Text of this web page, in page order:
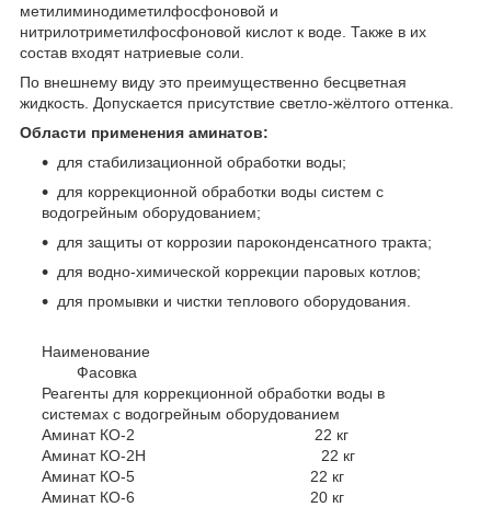
метилиминодиметилфосфоновой и
нитрилотриметилфосфоновой кислот к воде. Также в их
состав входят натриевые соли.
По внешнему виду это преимущественно бесцветная
жидкость. Допускается присутствие светло-жёлтого оттенка.
Области применения аминатов:
для стабилизационной обработки воды;
для коррекционной обработки воды систем с
водогрейным оборудованием;
для защиты от коррозии пароконденсатного тракта;
для водно-химической коррекции паровых котлов;
для промывки и чистки теплового оборудования.
Наименование
Фасовка
Реагенты для коррекционной обработки воды в
системах с водогрейным оборудованием
Аминат КО-2 22 кг
Аминат КО-2Н 22 кг
Аминат КО-5 22 кг
Аминат КО-6 20 кг